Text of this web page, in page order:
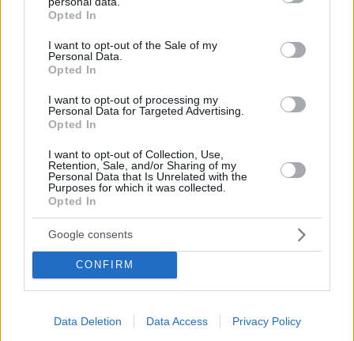
grant or deny consent to Google and its third-party tags to
use your data for below specified purposes in below Google
consent section.
Opted In
I want to opt-out of the Sale of my
Personal Data.
Opted In
I want to opt-out of processing my
Personal Data for Targeted Advertising.
Opted In
I want to opt-out of Collection, Use,
Retention, Sale, and/or Sharing of my
Personal Data that Is Unrelated with the
Purposes for which it was collected.
Opted In
Google consents
CONFIRM
Data Deletion Data Access Privacy Policy
A post shared by Kelly Clarkson (@kellyclarkson)
Η ίδια διατείνεται ότι, πλέον, έχει ξεπεράσει τη
βουλιμική της διαταραχήκαι δηλώνει ότι δεν
θα κάνει τη χάρη στους κακοήθεις των social
media, οι οποίοι παρενοχλούν την Κέλι
Κλάρκσον κοροϊδεύοντάς την για την
ευτραφή
σιλουέτατης. Το 2017 είχε μπλοκάρει μαζικά
όσους την ενοχλούσαν με αναρτήσεις στο
Twitter. Και ξεκαθάρισε ότι «δεν εξισώνω την
ομορφιά με το να είναι μια γυναίκα πετσί και